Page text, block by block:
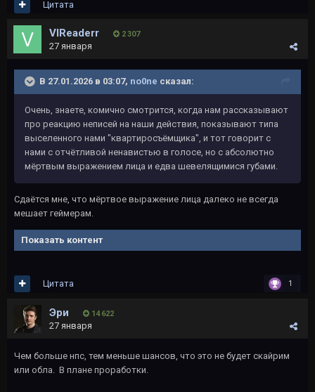
Цитата
VlReaderr 2 307
27 января
В 27.01.2026 в 03:07, no0ne сказал:
Очень, знаете, комично смотрится, когда нам рассказывают
про реакцию неписей на наши действия, показывают типа
выселенного нами "квартиросъёмщика", и тот говорит с
нами с отчётливой ненавистью в голосе, но с абсолютно
мёртвым выражением лица и едва шевелящимися губами.
Сдаётся мне, что мёртвое выражение лица далеко не всегда
мешает геймерам.
Показать контент
1
Цитата
Эри 14 622
27 января
Чем больше нпс, тем меньше шансов, что это не будет скайрим
или обла. В плане проработки.